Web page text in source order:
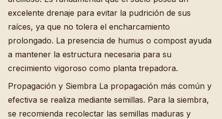
excelente drenaje para evitar la pudrición de sus
raíces, ya que no tolera el encharcamiento
prolongado. La presencia de humus o compost ayuda
a mantener la estructura necesaria para su
crecimiento vigoroso como planta trepadora.
Propagación y Siembra La propagación más común y
efectiva se realiza mediante semillas. Para la siembra,
se recomienda recolectar las semillas maduras y